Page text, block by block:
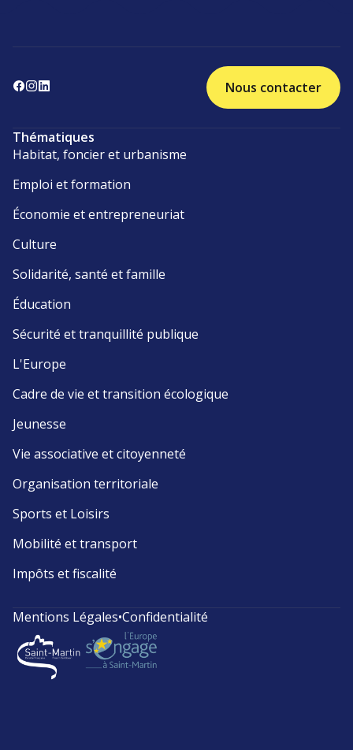
Nous contacter
Thématiques
Habitat, foncier et urbanisme
Emploi et formation
Économie et entrepreneuriat
Culture
Solidarité, santé et famille
Éducation
Sécurité et tranquillité publique
L'Europe
Cadre de vie et transition écologique
Jeunesse
Vie associative et citoyenneté
Organisation territoriale
Sports et Loisirs
Mobilité et transport
Impôts et fiscalité
Mentions Légales•Confidentialité